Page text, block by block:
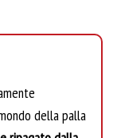
della palla